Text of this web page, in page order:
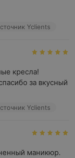
Yclients
кресла!
за вкусный
Yclients
маникюр.